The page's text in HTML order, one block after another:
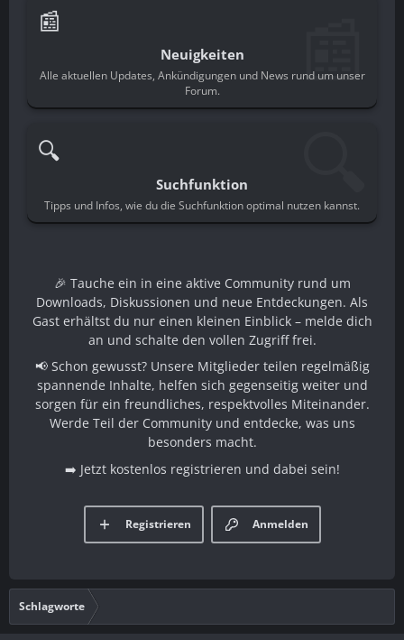
📰
Neuigkeiten
Alle aktuellen Updates, Ankündigungen und News rund um unser
Forum.
📰
🔍
Suchfunktion
Tipps und Infos, wie du die Suchfunktion optimal nutzen kannst.
🎉 Tauche ein in eine aktive Community rund um
Downloads, Diskussionen und neue Entdeckungen. Als
Gast erhältst du nur einen kleinen Einblick – melde dich
an und schalte den vollen Zugriff frei.
📢 Schon gewusst? Unsere Mitglieder teilen regelmäßig
spannende Inhalte, helfen sich gegenseitig weiter und
sorgen für ein freundliches, respektvolles Miteinander.
Werde Teil der Community und entdecke, was uns
besonders macht.
➡️ Jetzt kostenlos registrieren und dabei sein!
Anmelden
Registrieren
Schlagworte